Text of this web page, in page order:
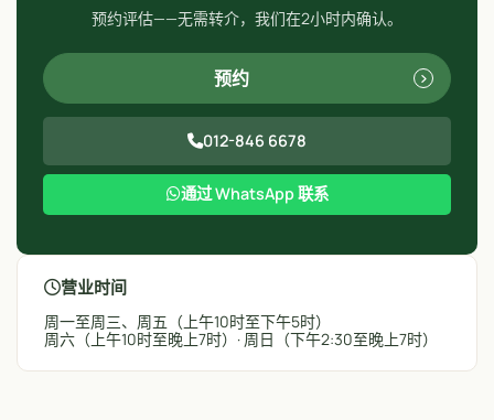
预约评估——无需转介，我们在2小时内确认。
预约
012-846 6678
通过 WhatsApp 联系
营业时间
周一至周三、周五（上午10时至下午5时）
周六（上午10时至晚上7时）· 周日（下午2:30至晚上7时）